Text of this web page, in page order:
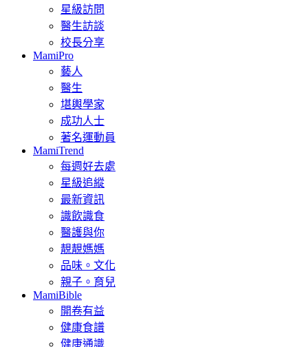
星級訪問
醫生訪談
校長分享
MamiPro
藝人
醫生
堪輿學家
成功人士
著名運動員
MamiTrend
每週好去處
星級追縱
最新資訊
識飲識食
醫護與你
靚靚媽媽
品味。文化
親子。育兒
MamiBible
開卷有益
健康食譜
健康通識